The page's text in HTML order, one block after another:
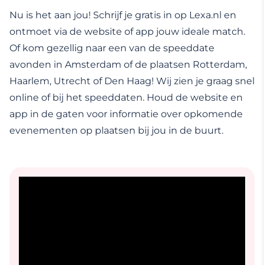
Nu is het aan jou! Schrijf je gratis in op Lexa.nl en
ontmoet via de website of app jouw ideale match.
Of kom gezellig naar een van de speeddate
avonden in Amsterdam of de plaatsen Rotterdam,
Haarlem, Utrecht of Den Haag! Wij zien je graag snel
online of bij het speeddaten. Houd de website en
app in de gaten voor informatie over opkomende
evenementen op plaatsen bij jou in de buurt.